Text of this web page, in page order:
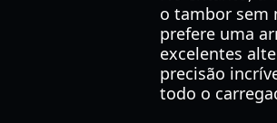
o tambor sem
prefere uma
excelentes
precisão
todo o